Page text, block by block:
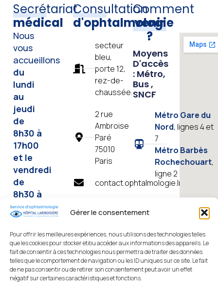
Gérer le consentement
Pour offrir les meilleures expériences, nous utilisons des technologies telles
que les cookies pour stocker et/ou accéder aux informations des appareils. Le
fait de consentir à ces technologies nous permettra de traiter des données
telles que le comportement de navigation ou les ID uniques sur ce site. Le fait
de ne pas consentir ou de retirer son consentement peut avoir un effet
négatif sur certaines caractéristiques et fonctions.
Secrétariat
médical
Nous
vous
accueillons
du
lundi
au
jeudi
de
8h30 à
17h00
et le
vendredi
de
8h30 à
13h
Tous les
contacts
secrétariat
Consultation
d'ophtalmologie
secteur
bleu,
porte 12,
rez-de-
chaussée.
2 rue
Ambroise
Paré
75010
Paris
contact.ophtalmologie.lrb@aphp.fr
01
64
78
01
64
79
Consultez
Comment
venir
?
Moyens
D'accès
: Métro,
Bus ,
SNCF
Métro Gare du
Nord, lignes 4 et
7
Métro Barbès
Rochechouart,
ligne 2
43
SNCF